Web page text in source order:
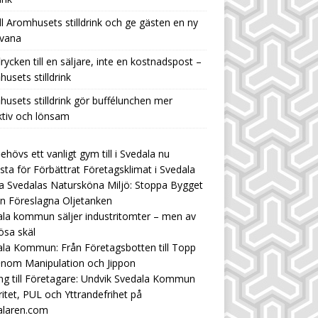
Aromhusets stilldrink och ge gästen en ny
till en säljare, inte en kostnadspost –
stilldrink
stilldrink gör buffélunchen mer
och lönsam
ett vanligt gym till i Svedala nu
för Förbättrat Företagsklimat i Svedala
Svedalas Natursköna Miljö: Stoppa Bygget
Föreslagna Oljetanken
kommun säljer industritomter – men av
skäl
Kommun: Från Företagsbotten till Topp
Manipulation och Jippon
till Företagare: Undvik Svedala Kommun
PUL och Yttrandefrihet på